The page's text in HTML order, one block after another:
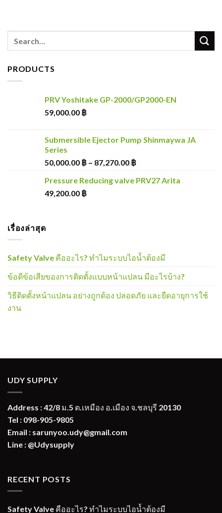
PRODUCTS
PRV Yoshitake GP-2000/GP2000-EN
59,000.00 ฿
Submersible Ejector Pump Shinmaywa JA
Series
50,000.00 ฿ – 87,270.00 ฿
Pressure Reducing valve PRV27 Arita
49,200.00 ฿
เรื่องล่าสุด
Safety Valve คืออะไร? ทำไมระบบไอน้ำต้องมี
ข้อดีข้อเสียของการติดตั้งแบบหน้าแปลน มีอะไรบ้าง?
วิธีติดตั้งหน้าแปลน อย่างถูกต้อง ปลอดภัย และยืดอายุการใช้
งาน
UDY SUPPLY
Address : 42/8 ม.5 ต.เหมือง อ.เมือง จ.ชลบุรี 20130
Tel : 098-905-9805
Email : sarunyoo.udy@gmail.com
Line : @Udysupply
RECENT POSTS
Safety Valve คืออะไร? ทำไมระบบไอน้ำต้องมี